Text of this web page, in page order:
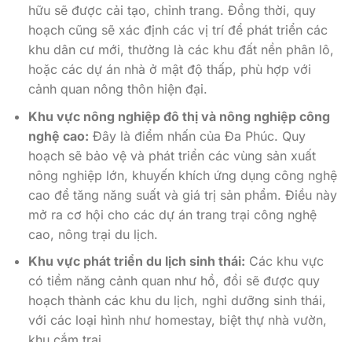
hữu sẽ được cải tạo, chỉnh trang. Đồng thời, quy
hoạch cũng sẽ xác định các vị trí để phát triển các
khu dân cư mới, thường là các khu đất nền phân lô,
hoặc các dự án nhà ở mật độ thấp, phù hợp với
cảnh quan nông thôn hiện đại.
Khu vực nông nghiệp đô thị và nông nghiệp công
nghệ cao: Đây là điểm nhấn của Đa Phúc. Quy
hoạch sẽ bảo vệ và phát triển các vùng sản xuất
nông nghiệp lớn, khuyến khích ứng dụng công nghệ
cao để tăng năng suất và giá trị sản phẩm. Điều này
mở ra cơ hội cho các dự án trang trại công nghệ
cao, nông trại du lịch.
Khu vực phát triển du lịch sinh thái: Các khu vực
có tiềm năng cảnh quan như hồ, đồi sẽ được quy
hoạch thành các khu du lịch, nghỉ dưỡng sinh thái,
với các loại hình như homestay, biệt thự nhà vườn,